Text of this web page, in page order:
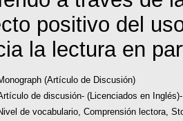
positivo del
la lectura en
(Artículo de Discusión)
de discusión- (Licenciados en
de vocabulario, Comprensión lectora,